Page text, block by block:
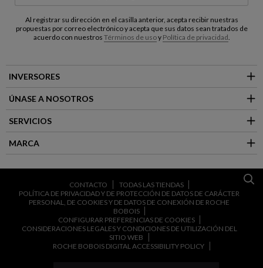
Al registrar su dirección en el casilla anterior, acepta recibir nuestras
propuestas por correo electrónico y acepta que sus datos sean tratados de
acuerdo con nuestros Términos de usoy Política de privacidad
INVERSORES
ÚNASE A NOSOTROS
SERVICIOS
MARCA
CONTACTO
TODAS LAS TIENDAS
POLÍTICA DE PRIVACIDAD Y DE PROTECCIÓN DE DATOS DE CARÁCTER
PERSONAL, DE COOKIES Y DE DATOS DE CONEXIÓN DE ROCHE
BOBOIS
CONFIGURAR PREFERENCIAS DE COOKIES
CONSIDERACIONES LEGALES Y CONDICIONES DE UTILIZACIÓN DEL
SITIO WEB
ROCHE BOBOIS DIGITAL ACCESSIBILITY POLICY